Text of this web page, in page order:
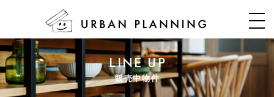
LINE UP
販売中物件